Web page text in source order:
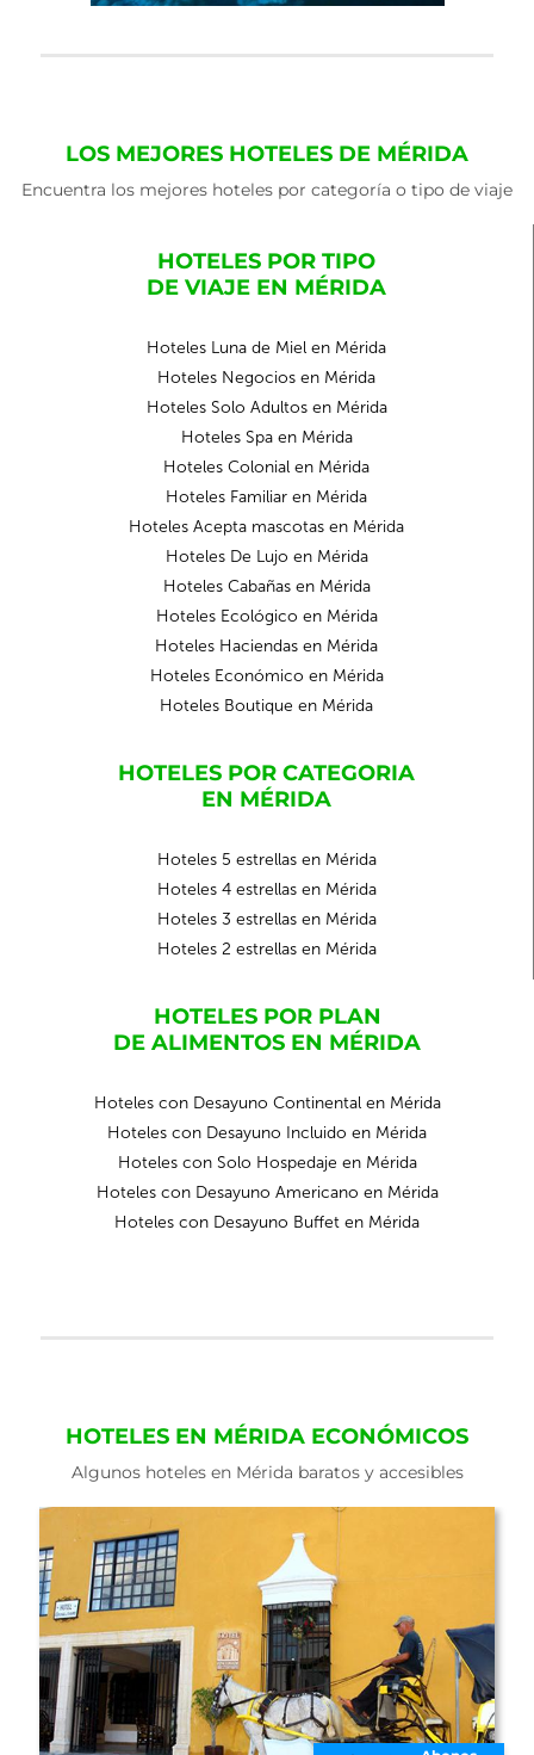
LOS MEJORES HOTELES DE MÉRIDA
Encuentra los mejores hoteles por categoría o tipo de viaje
HOTELES POR TIPO
DE VIAJE EN MÉRIDA
Hoteles Luna de Miel en Mérida
Hoteles Negocios en Mérida
Hoteles Solo Adultos en Mérida
Hoteles Spa en Mérida
Hoteles Colonial en Mérida
Hoteles Familiar en Mérida
Hoteles Acepta mascotas en Mérida
Hoteles De Lujo en Mérida
Hoteles Cabañas en Mérida
Hoteles Ecológico en Mérida
Hoteles Haciendas en Mérida
Hoteles Económico en Mérida
Hoteles Boutique en Mérida
HOTELES POR CATEGORIA
EN MÉRIDA
Hoteles 5 estrellas en Mérida
Hoteles 4 estrellas en Mérida
Hoteles 3 estrellas en Mérida
Hoteles 2 estrellas en Mérida
HOTELES POR PLAN
DE ALIMENTOS EN MÉRIDA
Hoteles con Desayuno Continental en Mérida
Hoteles con Desayuno Incluido en Mérida
Hoteles con Solo Hospedaje en Mérida
Hoteles con Desayuno Americano en Mérida
Hoteles con Desayuno Buffet en Mérida
HOTELES EN MÉRIDA ECONÓMICOS
Algunos hoteles en Mérida baratos y accesibles